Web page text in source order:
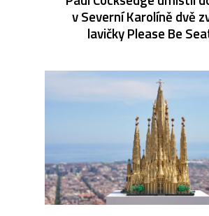
v Severní Karolíně dvě
lavičky Please Be